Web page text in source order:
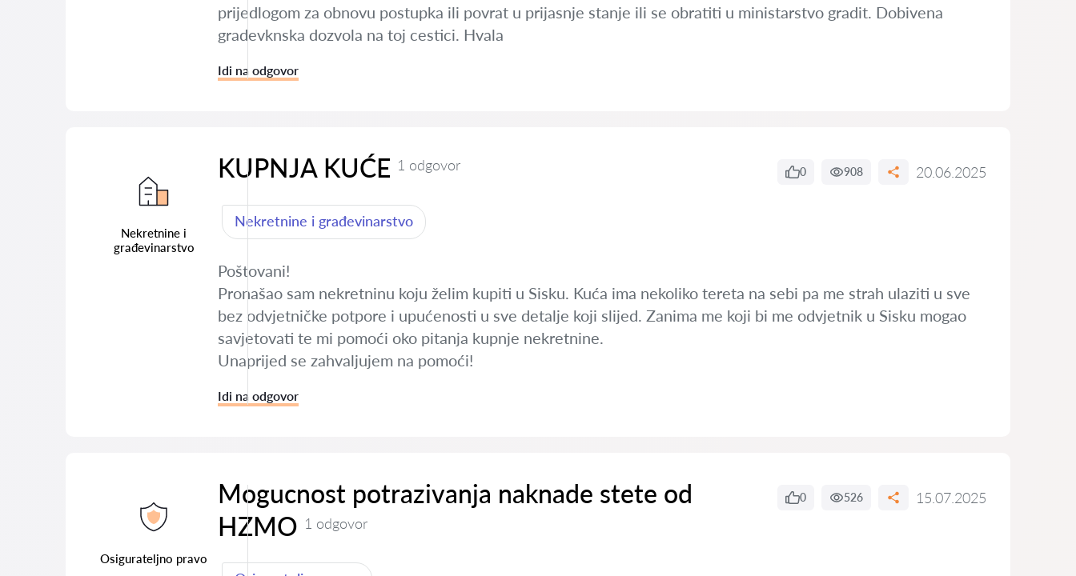
prijedlogom za obnovu postupka ili povrat u prijasnje stanje ili se obratiti u ministarstvo gradit. Dobivena
gradevknska dozvola na toj cestici. Hvala
Idi na odgovor
Nekretnine i
građevinarstvo
KUPNJA KUĆE 1 odgovor 0 908 20.06.2025
Nekretnine i građevinarstvo
Poštovani!
Pronašao sam nekretninu koju želim kupiti u Sisku. Kuća ima nekoliko tereta na sebi pa me strah ulaziti u sve
bez odvjetničke potpore i upućenosti u sve detalje koji slijed. Zanima me koji bi me odvjetnik u Sisku mogao
savjetovati te mi pomoći oko pitanja kupnje nekretnine.
Unaprijed se zahvaljujem na pomoći!
Idi na odgovor
Osigurateljno pravo
Mogucnost potrazivanja naknade stete od
HZMO 1 odgovor
0 526 15.07.2025